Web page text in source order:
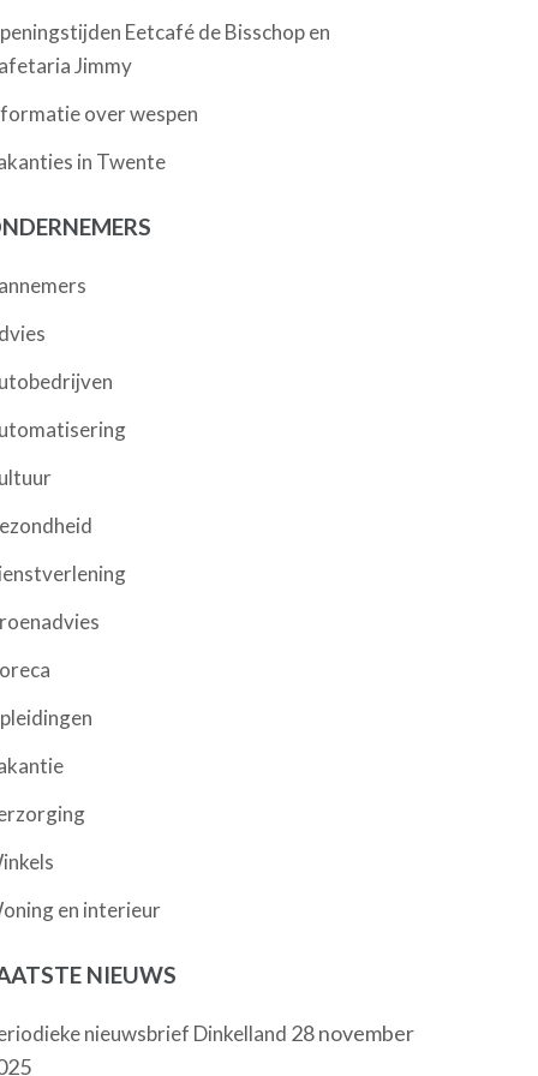
Eetcafé de Bisschop en
Jimmy
over wespen
in Twente
en interieur
NIEUWS
nieuwsbrief Dinkelland 28 november